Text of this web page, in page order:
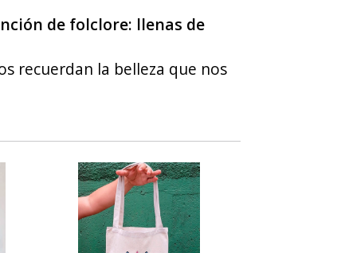
de folclore: llenas de
recuerdan la belleza que nos